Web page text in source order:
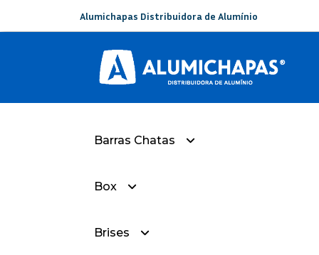
Alumichapas Distribuidora de Alumínio
Barras Chatas
— Barra Chata Com Raios
Box
— Box-Sorobox-Liso
Brises